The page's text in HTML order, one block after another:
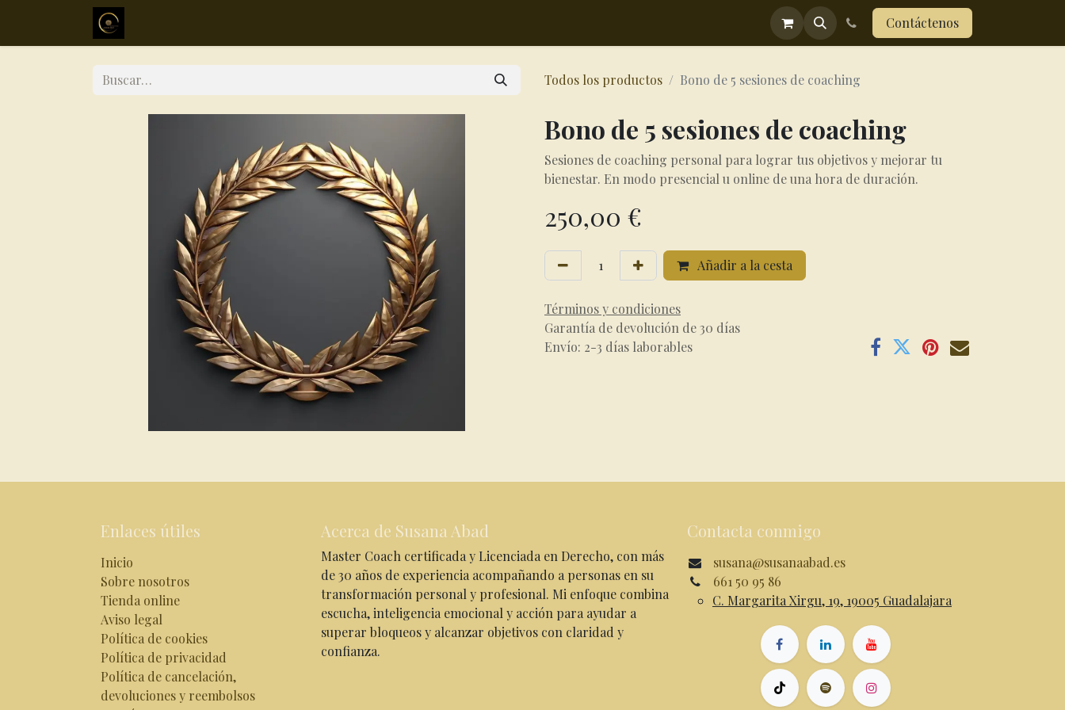
Programa menopausia Contáctenos
Todos los productos Bono de 5 sesiones de coaching
Bono de 5 sesiones de coaching
Sesiones de coaching personal para lograr tus objetivos y mejorar tu
bienestar. En modo presencial u online de una hora de duración.
250,00 €
Añadir a la cesta
Términos y condiciones
Garantía de devolución de 30 días
Envío: 2-3 días laborables
Enlaces útiles
Inicio
Sobre nosotros
Tienda online
Aviso legal
Política de cookies
Política de privacidad
Política de cancelación,
devoluciones y reembolsos
Contacta conmigo
susana@susanaabad.es
661 50 95 86
C. Margarita Xirgu, 19, 19005 Guadalajara
Acerca de Susana Abad
Master Coach certificada y Licenciada en Derecho, con más
de 30 años de experiencia acompañando a personas en su
transformación personal y profesional. Mi enfoque combina
escucha, inteligencia emocional y acción para ayudar a
superar bloqueos y alcanzar objetivos con claridad y
confianza.